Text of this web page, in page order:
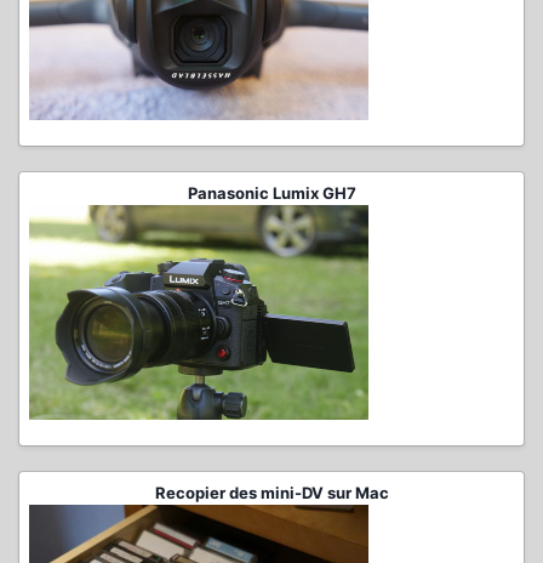
Panasonic Lumix GH7
Recopier des mini-DV sur Mac